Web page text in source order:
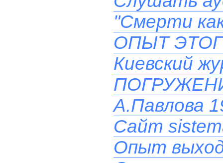
"Смерти
ОПЫТ
Киевский
А.Павлова
Сайт
Опыт